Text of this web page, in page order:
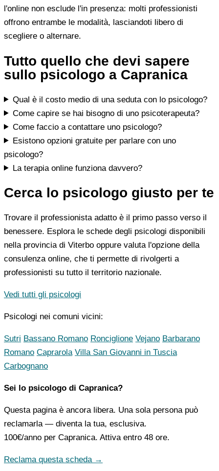
l'online non esclude l'in presenza: molti professionisti
offrono entrambe le modalità, lasciandoti libero di
scegliere o alternare.
Tutto quello che devi sapere
sullo psicologo a Capranica
Qual è il costo medio di una seduta con lo psicologo?
Come capire se hai bisogno di uno psicoterapeuta?
Come faccio a contattare uno psicologo?
Esistono opzioni gratuite per parlare con uno
psicologo?
La terapia online funziona davvero?
Cerca lo psicologo giusto per te
Trovare il professionista adatto è il primo passo verso il
benessere. Esplora le schede degli psicologi disponibili
nella provincia di Viterbo oppure valuta l'opzione della
consulenza online, che ti permette di rivolgerti a
professionisti su tutto il territorio nazionale.
Vedi tutti gli psicologi
Psicologi nei comuni vicini:
Sutri Bassano Romano Ronciglione Vejano Barbarano
Romano Caprarola Villa San Giovanni in Tuscia
Carbognano
Sei lo psicologo di Capranica?
Questa pagina è ancora libera. Una sola persona può
reclamarla — diventa la tua, esclusiva.
100€/anno per Capranica. Attiva entro 48 ore.
Reclama questa scheda →